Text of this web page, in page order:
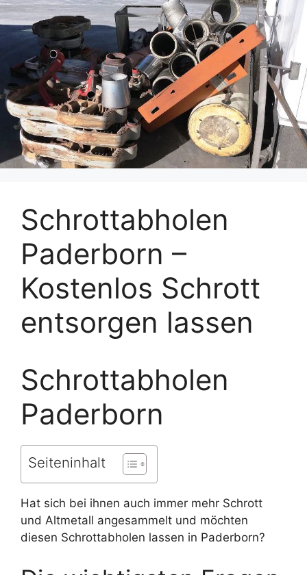
Schrottabholen
Paderborn –
Kostenlos Schrott
entsorgen lassen
Schrottabholen
Paderborn
Seiteninhalt
Hat sich bei ihnen auch immer mehr Schrott
und Altmetall angesammelt und möchten
diesen Schrottabholen lassen in Paderborn?